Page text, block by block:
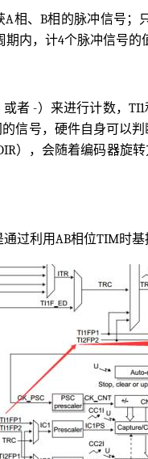
相、B相的脉冲信号；
内，计4个脉冲信号的
者 -）来进行计数，
信号，硬件自身可以
），会随着编码器旋
过利用AB相位TIM时基